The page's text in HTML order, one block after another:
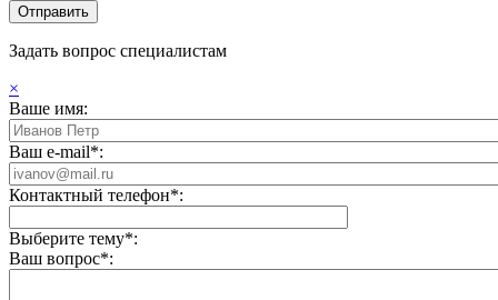
Задать вопрос специалистам
×
Ваше имя:
Ваш e-mail*:
Контактный телефон*:
Выберите тему*:
Ваш вопрос*: